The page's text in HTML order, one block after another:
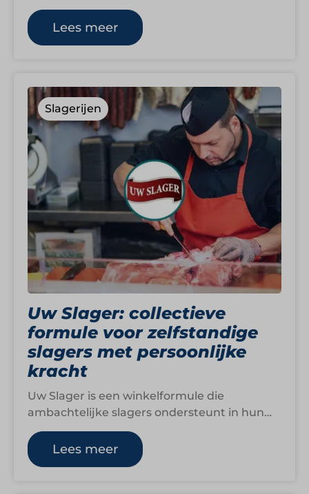
versspecialisten in Nederland en België. De
kracht van de…
Lees meer
Slagerijen
Uw Slager: collectieve
formule voor zelfstandige
slagers met persoonlijke
kracht
Uw Slager is een winkelformule die
ambachtelijke slagers ondersteunt in hun
ondernemerschap, zonder afbreuk te doen
aan hun eigen identiteit.…
Lees meer